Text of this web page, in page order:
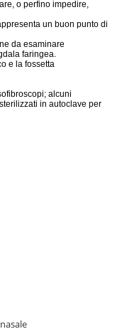
o perfino impedire,
un buon punto di
da esaminare
faringea.
e la fossetta
alcuni
in autoclave per